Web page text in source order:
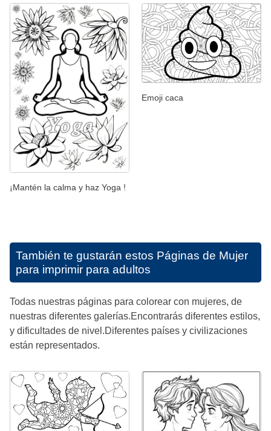
¡Mantén la calma y haz Yoga !
Emoji caca
También te gustarán estos Páginas de Mujer
para imprimir para adultos
Todas nuestras páginas para colorear con mujeres, de
nuestras diferentes galerías.Encontrarás diferentes estilos,
y dificultades de nivel.Diferentes países y civilizaciones
están representados.